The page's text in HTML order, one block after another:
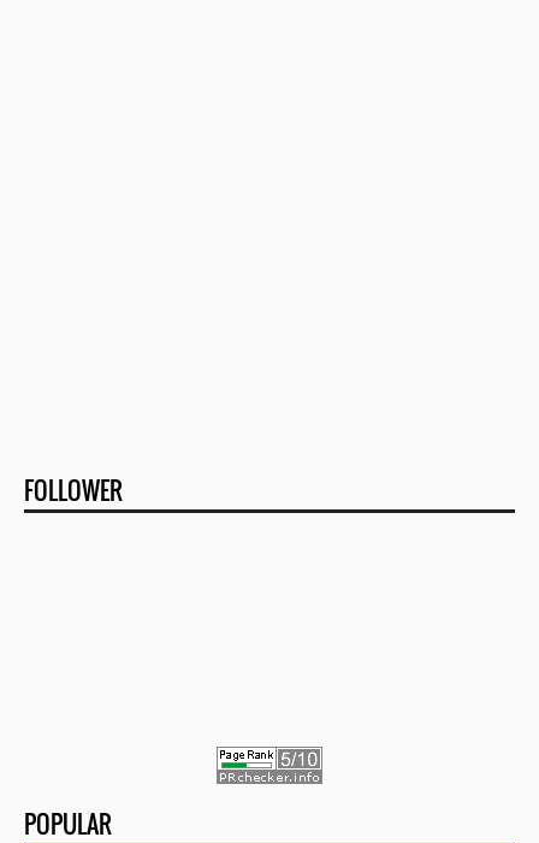
FOLLOWER
POPULAR